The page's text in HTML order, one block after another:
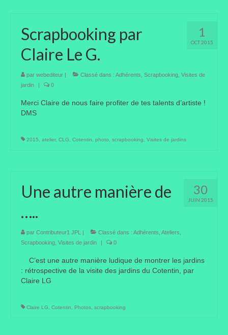
Vivaces
Oiseaux
Et aussi…
Entrées
Desserts
Autres
1
OCT 2015
Scrapbooking par
Claire Le G.
par webediteur | Classé dans : Adhérents Scrapbooking Visites de
jardin
| 0
Merci Claire de nous faire profiter de tes talents d’artiste !
DMS
2015 atelier, CLG Cotentin photo scrapbooking Visites de jardins
30
JUIN 2015
Une autre manière de
…..
par Contributeur1 JPL | Classé dans : Adhérents Ateliers
Scrapbooking Visites de jardin | 0
C’est une autre manière ludique de montrer les jardins
: rétrospective de la visite des jardins du Cotentin, par
Claire LG
Claire LG Cotentin Photos scrapbooking